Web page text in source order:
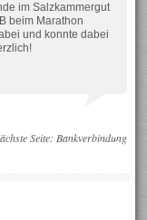
im Salzkammergut
beim Marathon
und konnte dabei
Seite: Bankverbindung